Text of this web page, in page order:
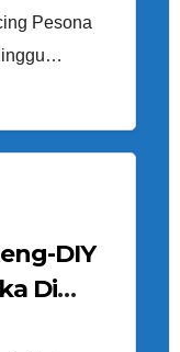
Pesona
DIY
Di